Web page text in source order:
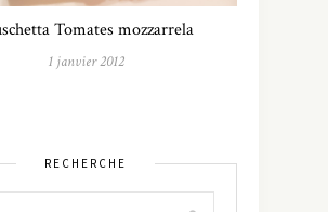
Tomates mozzarrela
1 janvier 2012
RECHERCHE